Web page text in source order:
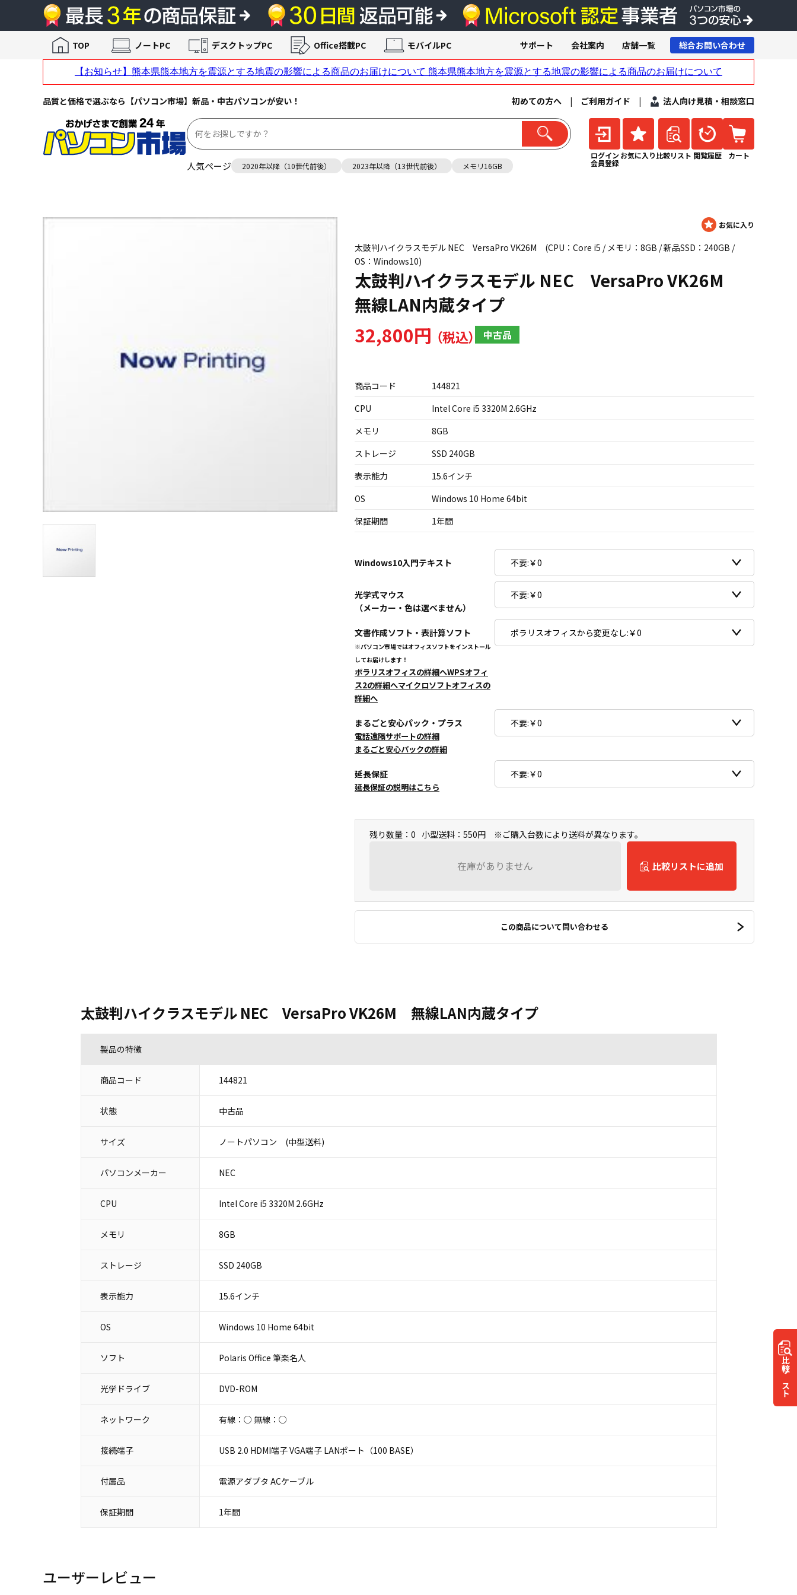
品質と価格で選ぶなら【パソコン市場】新品・中古パソコンが安い！ 初めての方へ | ご利用ガイド | 法人向け見積・相談窓口
人気ページ 2020年以降（10世代前後） 2023年以降（13世代前後） メモリ16GB
ログイン
会員登録
お気に入り 比較リスト 閲覧履歴 カート
TOP ノートPC デスクトップPC Office搭載PC モバイルPC サポート 会社案内 店舗一覧 総合お問い合わせ
太鼓判ハイクラスモデル NEC VersaPro VK26M (CPU：Core i5 / メモリ：8GB / 新品SSD：240GB /
OS：Windows10)
太鼓判ハイクラスモデル NEC VersaPro VK26M
無線LAN内蔵タイプ
32,800円 中古品
商品コード
144821
CPU
Intel Core i5 3320M 2.6GHz
メモリ
8GB
ストレージ
SSD 240GB
表示能力
15.6インチ
OS
Windows 10 Home 64bit
保証期間
1年間
Windows10入門テキスト
光学式マウス
（メーカー・色は選べません）
文書作成ソフト・表計算ソフト
※パソコン市場ではオフィスソフトをインストール
してお届けします！
ポラリスオフィスの詳細へWPSオフィ
ス2の詳細へマイクロソフトオフィスの
詳細へ
まるごと安心パック・プラス
電話遠隔サポートの詳細
まるごと安心パックの詳細
延長保証
延長保証の説明はこちら
残り数量：0 小型送料：550円 ※ご購入台数により送料が異なります。
在庫がありません 比較リストに追加
この商品について問い合わせる
比較
リスト
太鼓判ハイクラスモデル NEC VersaPro VK26M 無線LAN内蔵タイプ
製品の特徴
商品コード 144821
状態 中古品
サイズ ノートパソコン (中型送料)
パソコンメーカー NEC
CPU Intel Core i5 3320M 2.6GHz
メモリ 8GB
ストレージ SSD 240GB
表示能力 15.6インチ
OS Windows 10 Home 64bit
ソフト Polaris Office 筆楽名人
光学ドライブ DVD-ROM
ネットワーク 有線：○ 無線：○
接続端子 USB 2.0 HDMI端子 VGA端子 LANポート（100 BASE）
付属品 電源アダプタ ACケーブル
保証期間 1年間
ユーザーレビュー